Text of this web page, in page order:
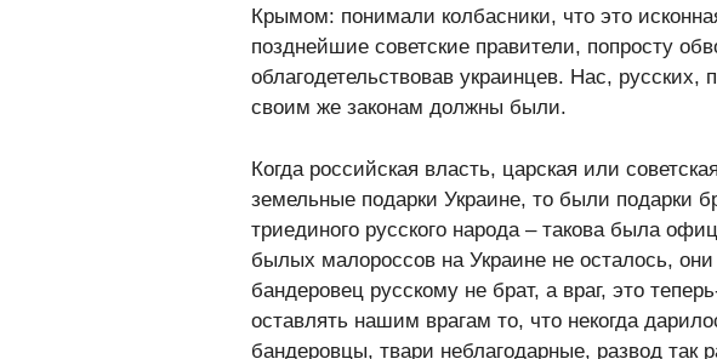
Крымом: понимали колбасники, что это
позднейшие советские правители, попросту
облагодетельствовав украинцев. Нас,
своим же законам должны были.
Когда российская власть, царская или
земельные подарки Украине, то были подарки
триединого русского народа – такова была
былых малороссов на Украине не осталось,
бандеровец русскому не брат, а враг, это
оставлять нашим врагам то, что некогда
бандеровцы, твари неблагодарные, развод так